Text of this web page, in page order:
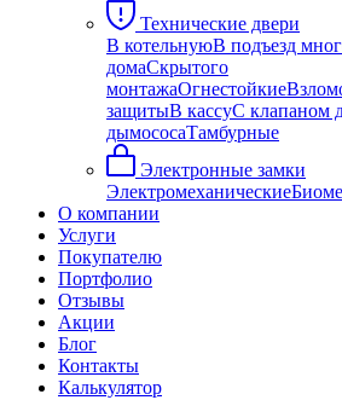
Технические двери
В котельнуюВ подъезд
домаСкрытого
монтажаОгнестойкие
защитыВ кассуС клапаном
дымососаТамбурные
Электронные замки
Электромеханические
О компании
Услуги
Покупателю
Портфолио
Отзывы
Акции
Блог
Контакты
Калькулятор